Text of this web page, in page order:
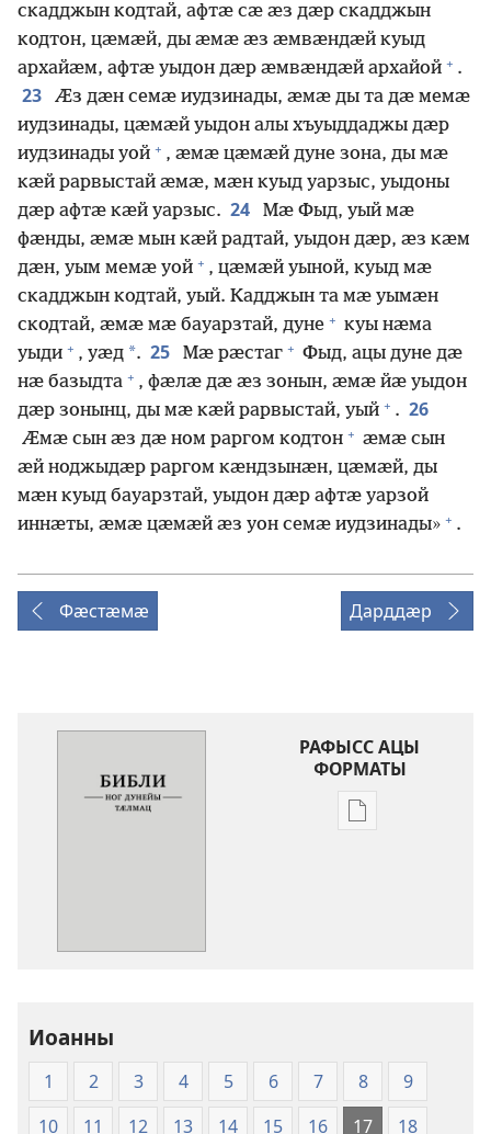
скадджын кодтай, афтӕ сӕ ӕз дӕр скадджын
кодтон, цӕмӕй, ды ӕмӕ ӕз ӕмвӕндӕй куыд
архайӕм, афтӕ уыдон дӕр ӕмвӕндӕй архайой + .
23
Ӕз дӕн семӕ иудзинады, ӕмӕ ды та дӕ мемӕ
иудзинады, цӕмӕй уыдон алы хъуыддаджы дӕр
иудзинады уой + , ӕмӕ цӕмӕй дуне зона, ды мӕ
кӕй рарвыстай ӕмӕ, мӕн куыд уарзыс, уыдоны
дӕр афтӕ кӕй уарзыс. 24
Мӕ Фыд, уый мӕ
фӕнды, ӕмӕ мын кӕй радтай, уыдон дӕр, ӕз кӕм
дӕн, уым мемӕ уой + , цӕмӕй уыной, куыд мӕ
скадджын кодтай, уый. Кадджын та мӕ уымӕн
скодтай, ӕмӕ мӕ бауарзтай, дуне + куы нӕма
уыди + , уӕд *. 25 Мӕ рӕстаг + Фыд, ацы дуне дӕ
нӕ базыдта + , фӕлӕ дӕ ӕз зонын, ӕмӕ йӕ уыдон
дӕр зонынц, ды мӕ кӕй рарвыстай, уый + . 26
Ӕмӕ сын ӕз дӕ ном раргом кодтон + ӕмӕ сын
ӕй ноджыдӕр раргом кӕндзынӕн, цӕмӕй, ды
мӕн куыд бауарзтай, уыдон дӕр афтӕ уарзой
иннӕты, ӕмӕ цӕмӕй ӕз уон семӕ иудзинады» + .
Фӕстӕмӕ Дарддӕр
РАФЫСС АЦЫ
ФОРМАТЫ
Публикацитӕ
тӕлмац
Иоанны
1 2 3 4 5 6 7 8
9
10
11 12 13 14 15 16 17
18